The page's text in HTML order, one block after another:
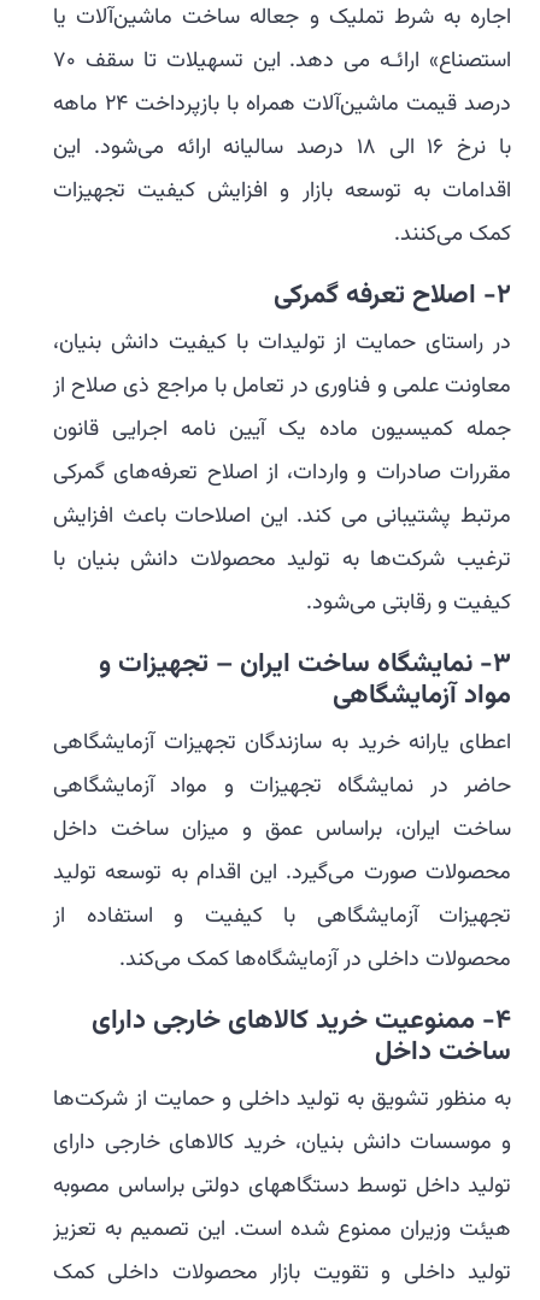
اجاره به شرط تملیک و جعاله ساخت ماشین‌آلات یا
استصناع» ارائـه می دهد. این تسهیلات تا سقف ۷۰
درصد قیمت ماشین‌آلات همراه با بازپرداخت ٢٤ ماهه
با نرخ ١٦ الی ۱۸ درصد سالیانه ارائه می‌شود. این
اقدامات به توسعه بازار و افزایش کیفیت تجهیزات
کمک می‌کنند.
2- اصلاح تعرفه گمرکی
در راستای حمایت از تولیدات با کیفیت دانش بنیان،
معاونت علمی و فناوری در تعامل با مراجع ذی صلاح از
جمله کمیسیون ماده یک آیین نامه اجرایی قانون
مقررات صادرات و واردات، از اصلاح تعرفه‌های گمرکی
مرتبط پشتیبانی می کند. این اصلاحات باعث افزایش
ترغیب شرکت‌ها به تولید محصولات دانش بنیان با
کیفیت و رقابتی می‌شود.
3- نمایشگاه ساخت ایران – تجهیزات و
مواد آزمایشگاهی
اعطای یارانه خرید به سازندگان تجهیزات آزمایشگاهی
حاضر در نمایشگاه تجهیزات و مواد آزمایشگاهی
ساخت ایران، براساس عمق و میزان ساخت داخل
محصولات صورت می‌گیرد. این اقدام به توسعه تولید
تجهیزات آزمایشگاهی با کیفیت و استفاده از
محصولات داخلی در آزمایشگاه‌ها کمک می‌کند.
4- ممنوعیت خرید کالاهای خارجی دارای
ساخت داخل
به منظور تشویق به تولید داخلی و حمایت از شرکت‌ها
و موسسات دانش بنیان، خرید کالاهای خارجی دارای
تولید داخل توسط دستگاههای دولتی براساس مصوبه
هیئت وزیران ممنوع شده است. این تصمیم به تعزیز
تولید داخلی و تقویت بازار محصولات داخلی کمک